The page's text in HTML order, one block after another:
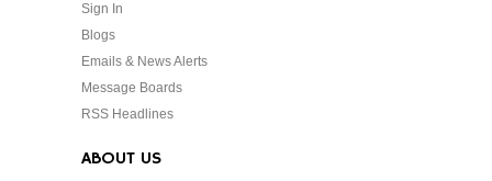
Sign In
Blogs
Emails & News Alerts
Message Boards
RSS Headlines
ABOUT US